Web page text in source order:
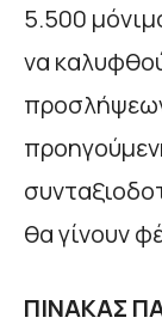
5.500
να
θα γίνουν
ΠΙΝΑΚΑΣ